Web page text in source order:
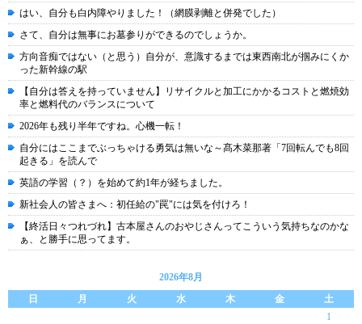
はい、自分も白内障やりました！（網膜剥離と併発でした）
さて、自分は無事にお墓参りができるのでしょうか。
方向音痴ではない（と思う）自分が、意識するまでは東西南北が掴みにくか
った新幹線の駅
【自分は答えを持っていません】リサイクルと加工にかかるコストと燃焼効
率と燃料代のバランスについて
2026年も残り半年ですね。心機一転！
自分にはここまでぶっちゃける勇気は無いな～髙木菜那著「7回転んでも8回
起きる」を読んで
英語の学習（？）を始めて約1年が経ちました。
新社会人の皆さまへ：初任給の"罠"には気を付けろ！
【終活日々つれづれ】古本屋さんのおやじさんってこういう気持ちなのかな
ぁ、と勝手に思ってます。
2026年8月
日
月 火 水 木 金
土
1